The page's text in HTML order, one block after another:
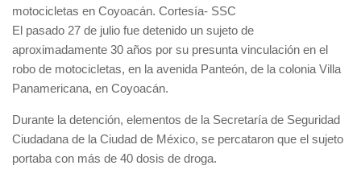
motocicletas en Coyoacán. Cortesía- SSC
El pasado 27 de julio fue detenido un sujeto de
aproximadamente 30 años por su presunta vinculación en el
robo de motocicletas, en la avenida Panteón, de la colonia Villa
Panamericana, en Coyoacán.
Durante la detención, elementos de la Secretaría de Seguridad
Ciudadana de la Ciudad de México, se percataron que el sujeto
portaba con más de 40 dosis de droga.